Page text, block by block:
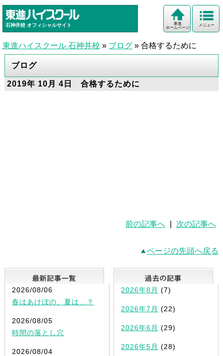
石神井校 オフィシャルサイト メニュー
東進
ホームページ
東進ハイスクール 石神井校 » ブログ » 合格するために
ブログ
2019年 10月 4日 合格するために
前の記事へ 次の記事へ
ページの先頭へ戻る
最新記事一覧
2026/08/06
春はあけぼの、夏は…？
2026/08/05
時間の落とし穴
2026/08/04
2026年8月 (7)
2026年7月 (22)
2026年6月 (29)
2026年5月 (28)